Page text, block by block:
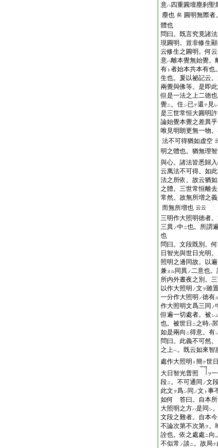
意ハ四重圓壇塵刹聖
塵也 矣 圓明無際者
體也
問曰。既言究竟諸
現圓明。豈非修生
云修生之圓明。何
意ハ離本覺無始覺。
有 ト 者始本共本有也
生也。爰以祕記云
兩覺與佛等。是即此
但是一法之上二徳
覺ニ。住 シ已テ還テ 見
是三世常恒大圓明許
論始覺本覺之差異
唯見明朗更無一物
法不可得猶如虚空
明之體也。猶無理
與心。諸法皆悉歸入
云萬法不可得。如
法之所依。故云猶
之體。三世常恒離
常然。故無所増之
而無所増也 云云
三明作大照明徳者
三異ノ中ニ也。所謂
也
問曰。文段既別。
日智光與世日光明
照明之邊同故。以
兼ヌル 同異ノ二意也。
所内外晝夜之別。
以作大照明 ノ文 ヲ雖
一分作大照明 ノ徳有
作大照明文爲三同 ノ
但遍一切處者。被 シ
也。被世日 ニ之時ハ
如是兩向 ニ得意。有
問曰。此義不可然
之上ヘ。既云如來智
處作大照明 ト 簡テ世
大日智光普照
ヲ
段ニ。不可通同 ノ文
此文 ヲ爲ン 同 ノ文 ト 事
如何 答曰。自本所
大照明之方ハ是同 シ
文段之難者。自本
不論次第不次第ヲ 。
詮也。依之處處ニ向
不似常 ノ談ニ。故局テ